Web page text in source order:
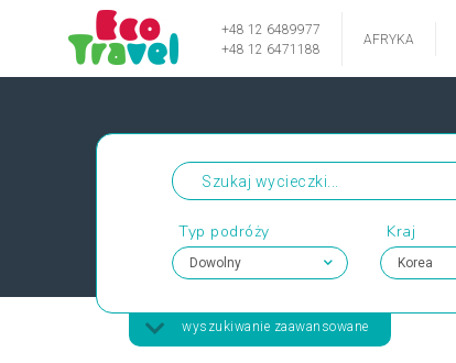
+48 12 6489977
+48 12 6471188
AFRYKA
Typ podróży Kraj
wyszukiwanie zaawansowane